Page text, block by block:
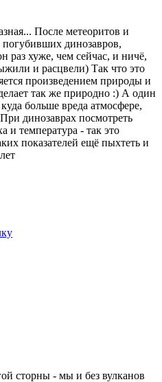
После метеоритов и
динозавров,
раз хуже, чем сейчас, и ничё,
и расцвели) Так что это
произведением природы и
так же природно :) А один
больше вреда атмосфере,
динозаврах посмотреть
и температура - так это
показателей ещё пыхтеть и
сторны - мы и без вулканов